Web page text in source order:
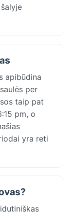
apibūdina
per
taip pat
pm, o
yra reti